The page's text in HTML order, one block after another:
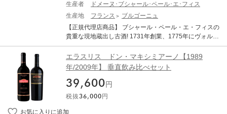
生産者
ドメーヌ･ブシャール･ペール･エ･フィス
生産地
フランス
ブルゴーニュ
【正規代理店商品】 ブシャール・ペール・エ・フィスの
貴重な現地蔵出し古酒! 1731年創業、1775年にヴォルネ
ーのカイユレ畑、タイユピエ畑などを取得しワイン造り
を開始しました。1820年に、15世紀の要塞であるシャト
ー ド ボーヌを取得し瓶熟庫として利用しており、現在も
19世紀のワイン約3000本が眠っています。 1995年、シ
ャンパーニュの老舗アンリオ家の故ジョゼフ アンリオが
オーナーになると、ワイン造りの全工程において徹底し
た品質改革が行われました。自社畑ブドウから造られる
ドメーヌワインと買いブドウからのネゴシアン部門があ
エラスリス ドン・マキシミアーノ【1989
年/2009年】 垂直飲み比べセット
39,600 円
税抜36,000 円